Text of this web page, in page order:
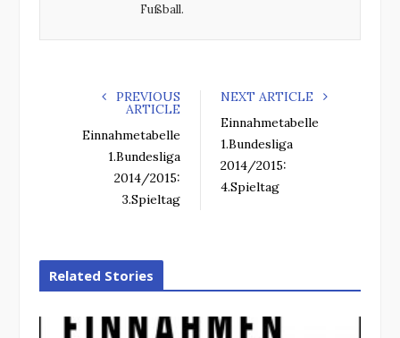
Fußball.
PREVIOUS
ARTICLE
Einnahmetabelle
1.Bundesliga
2014/2015:
3.Spieltag
NEXT ARTICLE
Einnahmetabelle
1.Bundesliga
2014/2015:
4.Spieltag
Related Stories